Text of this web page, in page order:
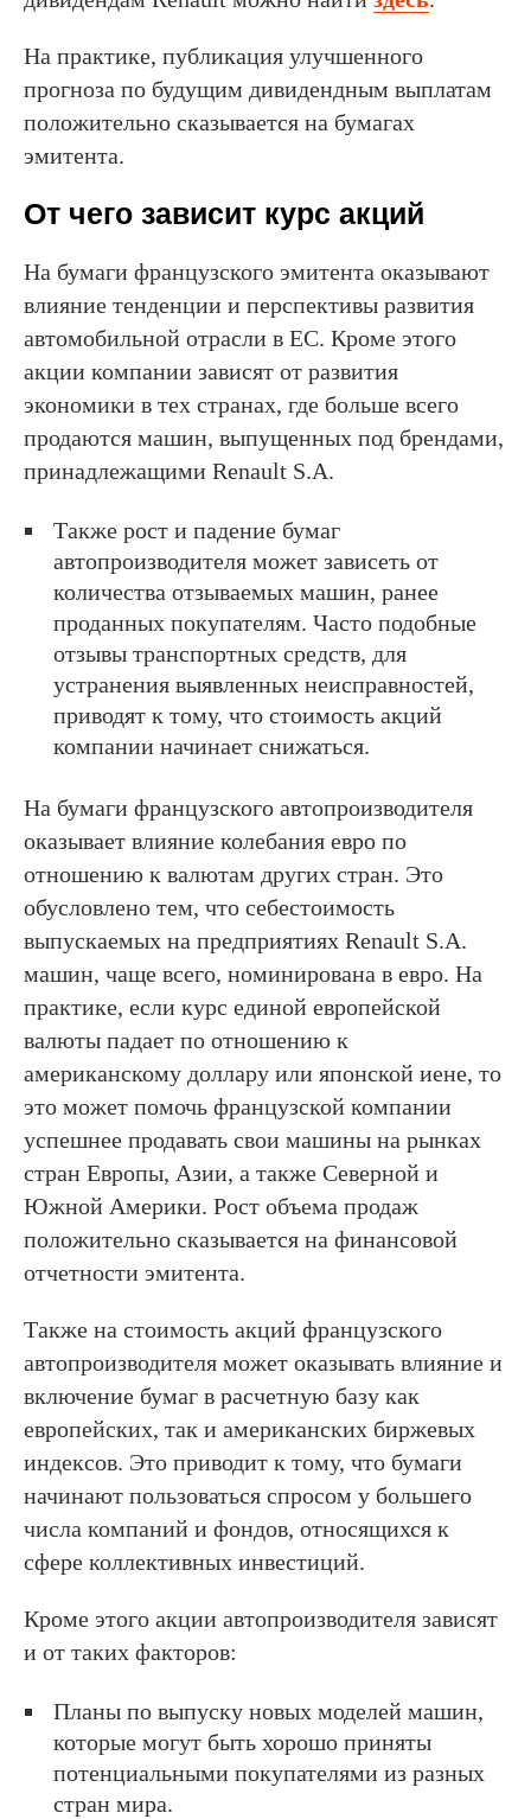
На практике, публикация улучшенного
прогноза по будущим дивидендным выплатам
положительно сказывается на бумагах
эмитента.
От чего зависит курс акций
На бумаги французского эмитента оказывают
влияние тенденции и перспективы развития
автомобильной отрасли в ЕС. Кроме этого
акции компании зависят от развития
экономики в тех странах, где больше всего
продаются машин, выпущенных под брендами,
принадлежащими Renault S.A.
Также рост и падение бумаг
автопроизводителя может зависеть от
количества отзываемых машин, ранее
проданных покупателям. Часто подобные
отзывы транспортных средств, для
устранения выявленных неисправностей,
приводят к тому, что стоимость акций
компании начинает снижаться.
На бумаги французского автопроизводителя
оказывает влияние колебания евро по
отношению к валютам других стран. Это
обусловлено тем, что себестоимость
выпускаемых на предприятиях Renault S.A.
машин, чаще всего, номинирована в евро. На
практике, если курс единой европейской
валюты падает по отношению к
американскому доллару или японской иене, то
это может помочь французской компании
успешнее продавать свои машины на рынках
стран Европы, Азии, а также Северной и
Южной Америки. Рост объема продаж
положительно сказывается на финансовой
отчетности эмитента.
Также на стоимость акций французского
автопроизводителя может оказывать влияние и
включение бумаг в расчетную базу как
европейских, так и американских биржевых
индексов. Это приводит к тому, что бумаги
начинают пользоваться спросом у большего
числа компаний и фондов, относящихся к
сфере коллективных инвестиций.
Кроме этого акции автопроизводителя зависят
и от таких факторов:
Планы по выпуску новых моделей машин,
которые могут быть хорошо приняты
потенциальными покупателями из разных
стран мира.